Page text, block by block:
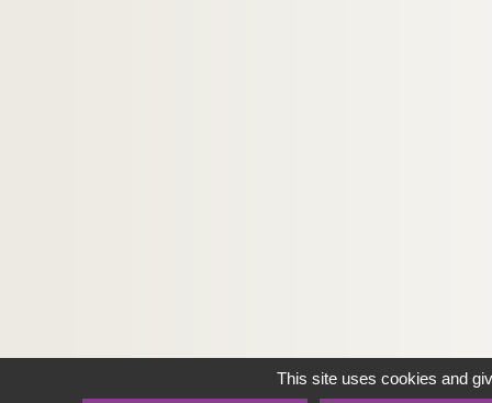
This site uses cookies and